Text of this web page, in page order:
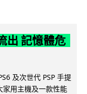
出 記憶體危
及次世代 PSP 手提
用主機及一款性能